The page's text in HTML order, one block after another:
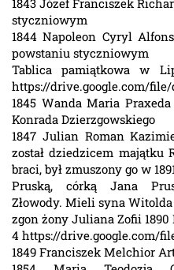
1843 Józef Franciszek
styczniowym
1844 Napoleon Cyryl
powstaniu styczniowym
Tablica pamiątkowa w
https://drive.google.com/
1845 Wanda Maria
Konrada Dzierzgowskiego
1847 Julian Roman
został dziedzicem majątku
braci, był zmuszony go w
Pruską, córką Jana
Złowody. Mieli syna Witolda
zgon żony Juliana Zofii 1890
4 https://drive.google.com/
1849 Franciszek Melchior